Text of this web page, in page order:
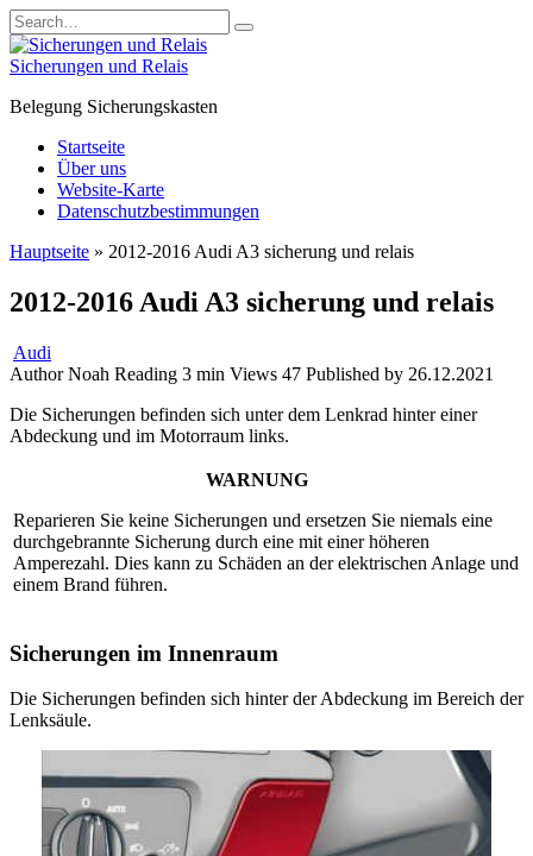
Skip
to
content
Search
for:
Sicherungen und Relais
Belegung Sicherungskasten
Startseite
Über uns
Website-Karte
Datenschutzbestimmungen
Hauptseite » 2012-2016 Audi A3 sicherung und relais
2012-2016 Audi A3 sicherung und relais
Audi
Author Noah Reading 3 min Views 47 Published by 26.12.2021
Die Sicherungen befinden sich unter dem Lenkrad hinter einer
Abdeckung und im Motorraum links.
WARNUNG
Reparieren Sie keine Sicherungen und ersetzen Sie niemals eine
durchgebrannte Sicherung durch eine mit einer höheren
Amperezahl. Dies kann zu Schäden an der elektrischen Anlage und
einem Brand führen.
Sicherungen im Innenraum
Die Sicherungen befinden sich hinter der Abdeckung im Bereich der
Lenksäule.